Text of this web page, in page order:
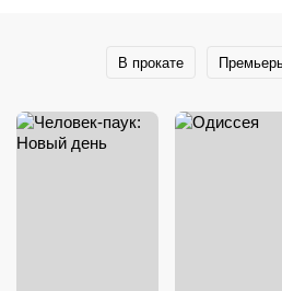
В прокате